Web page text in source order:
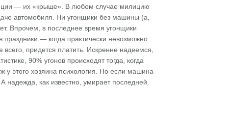
— их «крыше». В любом случае милицию
автомобиля. Ни угонщики без машины (а,
Впрочем, в последнее время угонщики
— когда практически невозможно
придется платить. Искренне надеемся,
90% угонов происходят тогда, когда
у этого хозяина психология. Но если машина
надежда, как известно, умирает последней.